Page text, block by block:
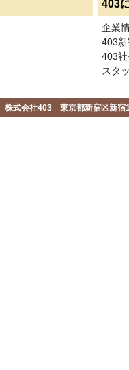
403
企業
403
403
スタ
株式会社403 東京都新宿区新